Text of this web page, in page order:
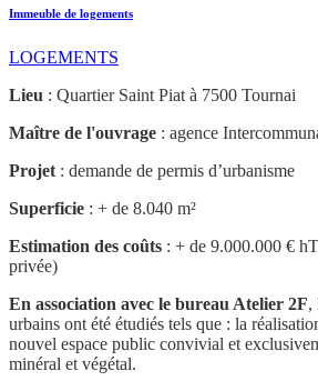
Immeuble de logements
LOGEMENTS
Lieu : Quartier Saint Piat à 7500 Tournai
Maître de l'ouvrage : agence
Projet : demande de permis d’urbanisme
Superficie : + de 8.040 m²
Estimation des coûts : + de 9.000.000 €
privée)
En association avec le bureau Atelier 2F,
urbains ont été étudiés tels que : la
nouvel espace public convivial et
minéral et végétal.